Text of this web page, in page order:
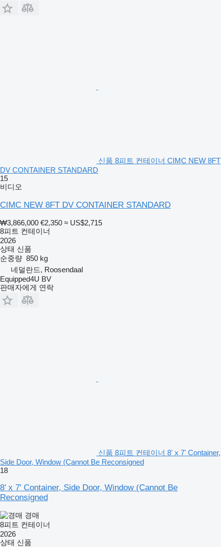
신품 8피트 컨테이너 CIMC NEW 8FT
DV CONTAINER STANDARD
15
비디오
CIMC NEW 8FT DV CONTAINER STANDARD
₩3,866,000 €2,350 ≈ US$2,715
8피트 컨테이너
2026
상태 신품
순중량 850 kg
네덜란드, Roosendaal
Equipped4U BV
판매자에게 연락
신품 8피트 컨테이너 8' x 7' Container,
Side Door, Window (Cannot Be Reconsigned
18
8' x 7' Container, Side Door, Window (Cannot Be
Reconsigned
경매
8피트 컨테이너
2026
상태 신품